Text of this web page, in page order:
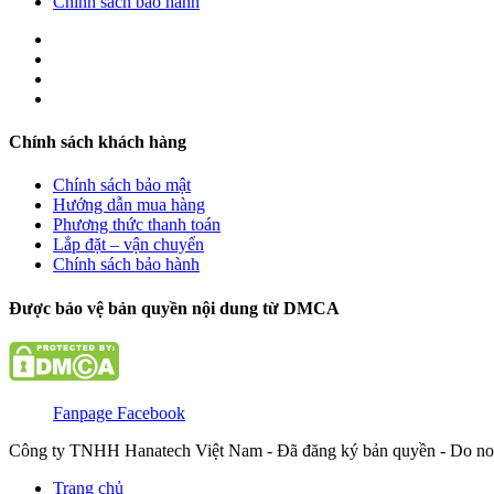
Chính sách khách hàng
Chính sách bảo mật
Hướng dẫn mua hàng
Phương thức thanh toán
Lắp đặt – vận chuyển
Chính sách bảo hành
Được bảo vệ bản quyền nội dung từ DMCA
Fanpage Facebook
Công ty TNHH Hanatech Việt Nam - Đã đăng ký bản quyền - Do
Trang chủ